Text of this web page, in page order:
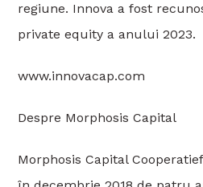
regiune. Innova a fost
private equity a anului 2023.
www.innovacap.com
Despre Morphosis Capital
Morphosis Capital